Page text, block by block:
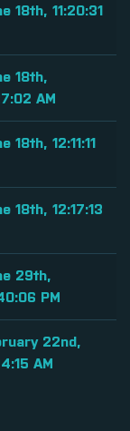
18th, 11:20:31
18th,
AM
18th, 12:11:11
18th, 12:17:13
29th,
PM
22nd,
AM